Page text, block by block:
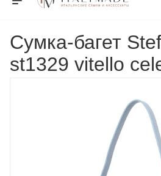
Сумка-багет
st1329 vitello